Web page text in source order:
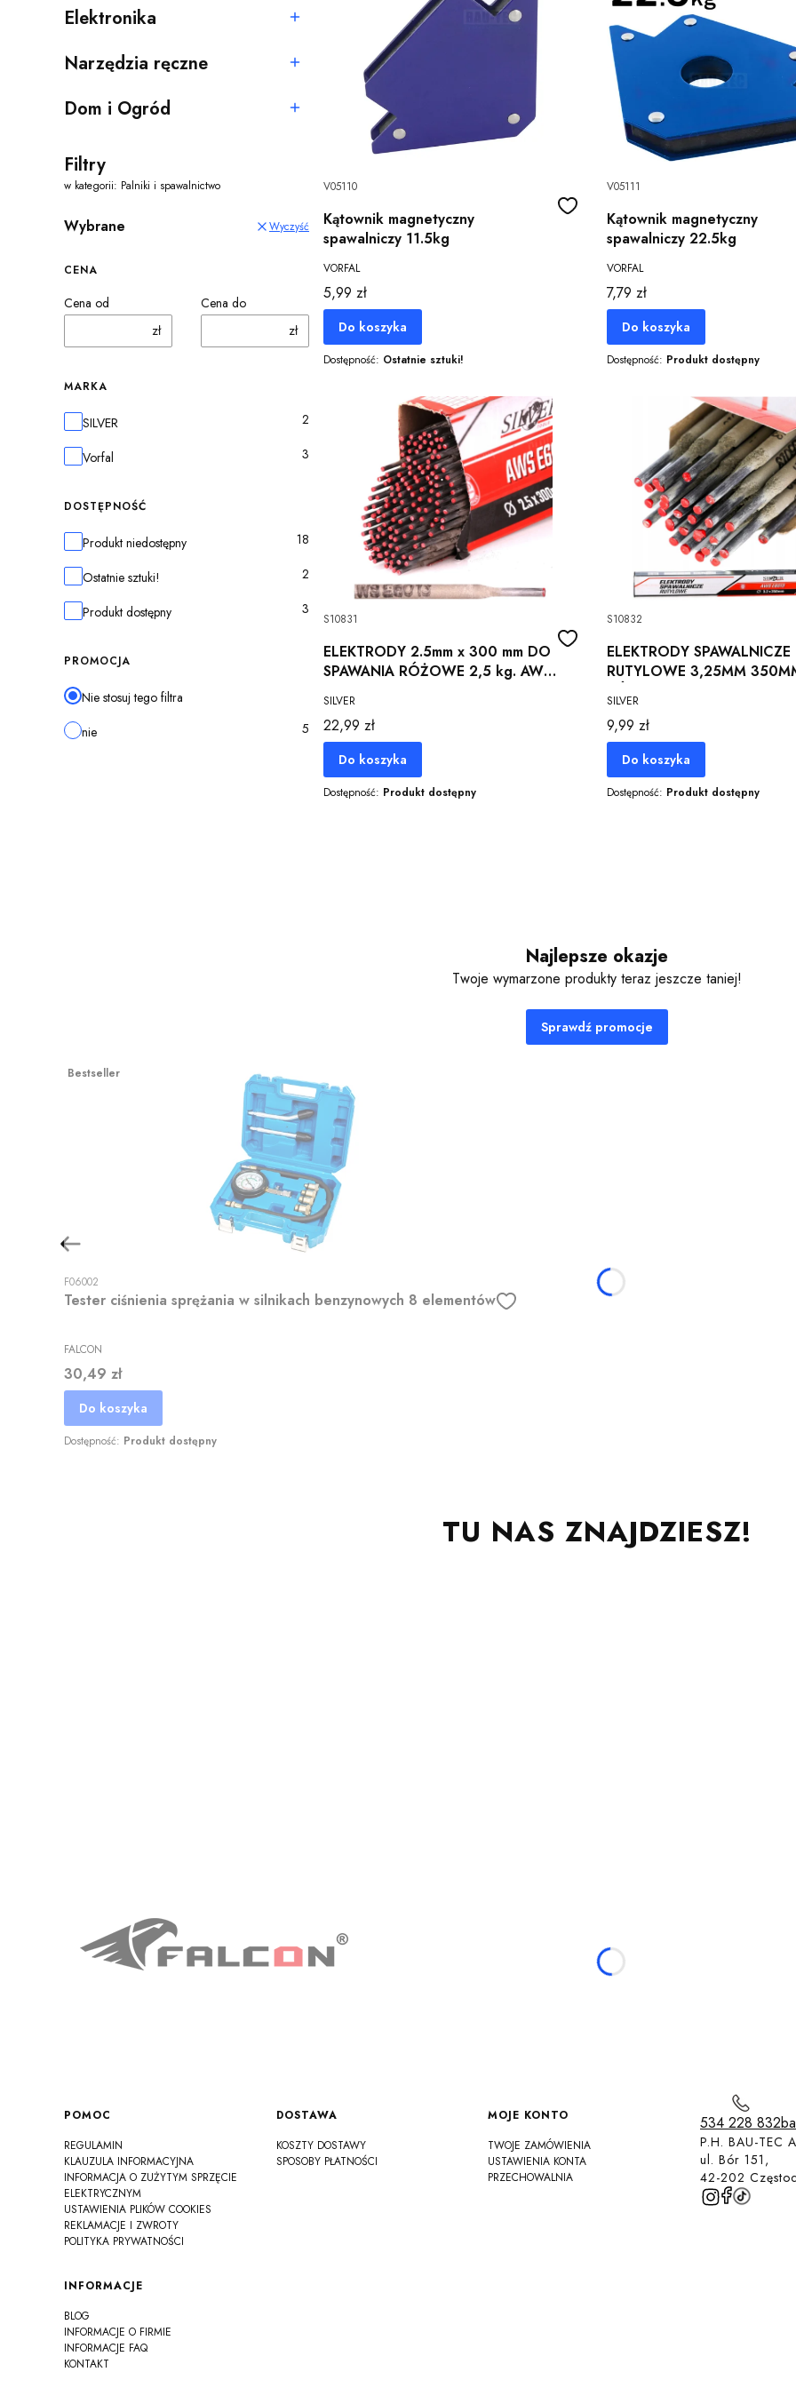
Kategoria - Elektronika
Elektronika
Kategoria - Narzędzia ręczne
Narzędzia ręczne
Kategoria - Dom i Ogród
Dom i Ogród
Filtry
w kategorii: Palniki i spawalnictwo
Wybrane Wyczyść
CENA
Cena od
zł
Cena do
zł
MARKA
Marka
SILVER 2
Vorfal 3
DOSTĘPNOŚĆ
Dostępność
Produkt niedostępny 18
Ostatnie sztuki! 2
Produkt dostępny 3
PROMOCJA
Nie stosuj tego filtra
nie
5
V05110
Kątownik magnetyczny
spawalniczy 11.5kg
VORFAL
Cena
5,99 zł
Do koszyka
Dostępność: Ostatnie sztuki!
V05111
Kątownik magnetyczny
spawalniczy 22.5kg
VORFAL
Cena
7,79 zł
Do koszyka
Dostępność: Produkt dostępny
S10831
ELEKTRODY 2.5mm x 300 mm DO
SPAWANIA RÓŻOWE 2,5 kg. AWS
SILVER
Cena
22,99 zł
Do koszyka
Dostępność: Produkt dostępny
S10832
ELEKTRODY SPAWALNICZE
RUTYLOWE 3,25MM
SPAWARKI
SILVER
Cena
9,99 zł
Do koszyka
Dostępność: Produkt dostępny
Najlepsze okazje
Twoje wymarzone produkty teraz jeszcze taniej!
Sprawdź promocje
Bestseller
F06002
Tester ciśnienia sprężania w silnikach benzynowych 8 elementów
FALCON
Cena
30,49 zł
Do koszyka
Dostępność: Produkt dostępny
TU NAS ZNAJDZIESZ!
Linki w stopce
POMOC
REGULAMIN
KLAUZULA INFORMACYJNA
INFORMACJA O ZUŻYTYM SPRZĘCIE
ELEKTRYCZNYM
USTAWIENIA PLIKÓW COOKIES
REKLAMACJE I ZWROTY
POLITYKA PRYWATNOŚCI
DOSTAWA
KOSZTY DOSTAWY
SPOSOBY PŁATNOŚCI
MOJE KONTO
TWOJE ZAMÓWIENIA
USTAWIENIA KONTA
PRZECHOWALNIA
INFORMACJE
BLOG
INFORMACJE O FIRMIE
INFORMACJE FAQ
KONTAKT
534 228 832
P.H. BAU-TEC
ul. Bór 151,
42-202